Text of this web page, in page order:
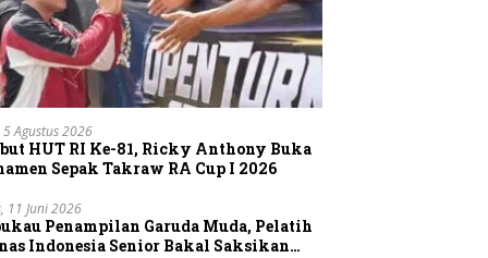
5 Agustus 2026
HUT RI Ke-81, Ricky Anthony Buka
Sepak Takraw RA Cup I 2026
11 Juni 2026
Penampilan Garuda Muda, Pelatih
Indonesia Senior Bakal Saksikan